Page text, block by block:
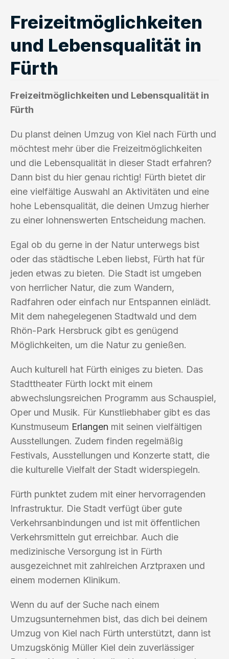
Freizeitmöglichkeiten
und Lebensqualität in
Fürth
Freizeitmöglichkeiten und Lebensqualität in
Fürth
Du planst deinen Umzug von Kiel nach Fürth und
möchtest mehr über die Freizeitmöglichkeiten
und die Lebensqualität in dieser Stadt erfahren?
Dann bist du hier genau richtig! Fürth bietet dir
eine vielfältige Auswahl an Aktivitäten und eine
hohe Lebensqualität, die deinen Umzug hierher
zu einer lohnenswerten Entscheidung machen.
Egal ob du gerne in der Natur unterwegs bist
oder das städtische Leben liebst, Fürth hat für
jeden etwas zu bieten. Die Stadt ist umgeben
von herrlicher Natur, die zum Wandern,
Radfahren oder einfach nur Entspannen einlädt.
Mit dem nahegelegenen Stadtwald und dem
Rhön-Park Hersbruck gibt es genügend
Möglichkeiten, um die Natur zu genießen.
Auch kulturell hat Fürth einiges zu bieten. Das
Stadttheater Fürth lockt mit einem
abwechslungsreichen Programm aus Schauspiel,
Oper und Musik. Für Kunstliebhaber gibt es das
Kunstmuseum Erlangen mit seinen vielfältigen
Ausstellungen. Zudem finden regelmäßig
Festivals, Ausstellungen und Konzerte statt, die
die kulturelle Vielfalt der Stadt widerspiegeln.
Fürth punktet zudem mit einer hervorragenden
Infrastruktur. Die Stadt verfügt über gute
Verkehrsanbindungen und ist mit öffentlichen
Verkehrsmitteln gut erreichbar. Auch die
medizinische Versorgung ist in Fürth
ausgezeichnet mit zahlreichen Arztpraxen und
einem modernen Klinikum.
Wenn du auf der Suche nach einem
Umzugsunternehmen bist, das dich bei deinem
Umzug von Kiel nach Fürth unterstützt, dann ist
Umzugskönig Müller Kiel dein zuverlässiger